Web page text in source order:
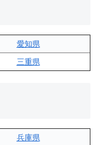
愛知県
三重県
兵庫県